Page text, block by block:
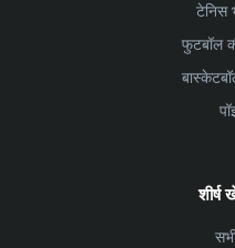
टेनिस
फुटबॉल
शीर्ष